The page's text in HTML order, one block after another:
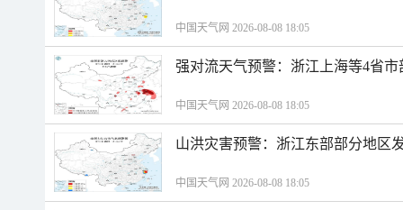
中国天气网 2026-08-08 18:05
强对流天气预警：浙江上海等4省
中国天气网 2026-08-08 18:05
山洪灾害预警：浙江东部部分地区
中国天气网 2026-08-08 18:05